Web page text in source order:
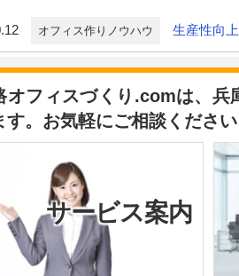
オフィス作りノウハウ 生産性向
オフィスづくり.comは、兵
す。お気軽にご相談くださ
サービス案内